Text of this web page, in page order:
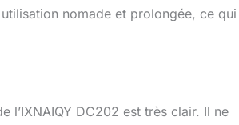
nomade et prolongée, ce qui
l’IXNAIQY DC202 est très clair. Il ne